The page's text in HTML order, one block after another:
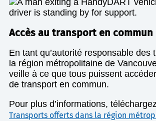
Accès au transport en commun
En tant qu’autorité responsable des
la région métropolitaine de
veille à ce que tous puissent
de transport en commun.
Pour plus d’informations,
Transports offerts dans la région